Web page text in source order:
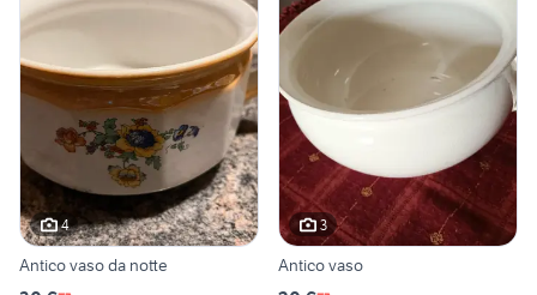
4
Antico vaso da notte
3
Antico vaso